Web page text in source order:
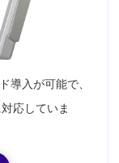
導入が可能で、
応していま